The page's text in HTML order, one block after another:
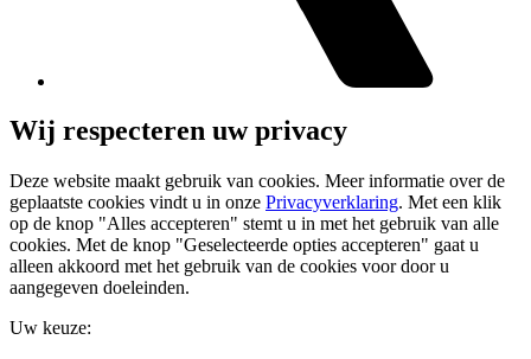
Wij respecteren uw privacy
Deze website maakt gebruik van cookies. Meer informatie over de
geplaatste cookies vindt u in onze Privacyverklaring. Met een klik
op de knop "Alles accepteren" stemt u in met het gebruik van alle
cookies. Met de knop "Geselecteerde opties accepteren" gaat u
alleen akkoord met het gebruik van de cookies voor door u
aangegeven doeleinden.
Uw keuze: